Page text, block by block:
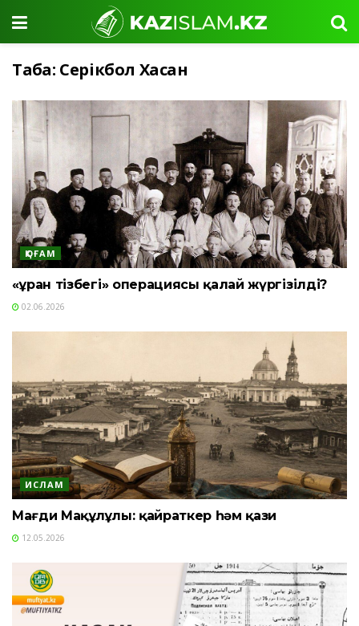
Таңба: Серікбол Хасан
ҚОҒАМ
«Құран тізбегі» операциясы қалай жүргізілді?
02.06.2026
ИСЛАМ
Мағди Мақұлұлы: қайраткер һәм қази
12.05.2026